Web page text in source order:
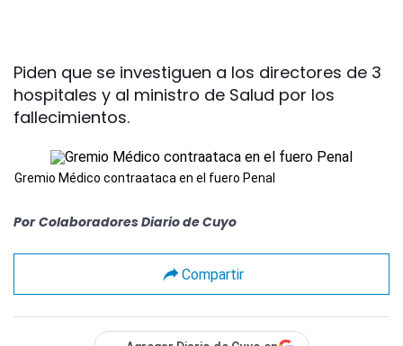
Piden que se investiguen a los directores de 3
hospitales y al ministro de Salud por los
fallecimientos.
Gremio Médico contraataca en el fuero Penal
Por Colaboradores Diario de Cuyo
Compartir